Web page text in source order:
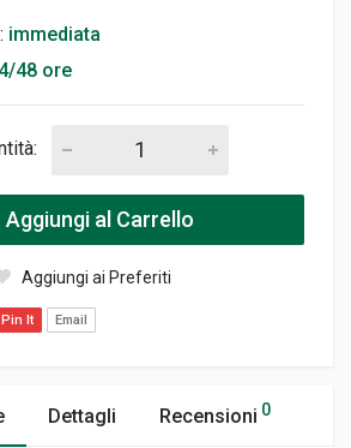
immediata
48 ore
Aggiungi al Carrello
Aggiungi ai Preferiti
Pin It Email
Dettagli Recensioni 0